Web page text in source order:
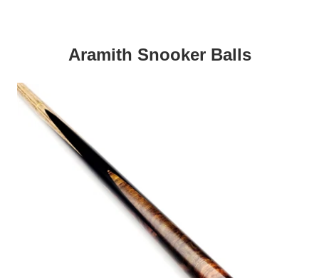
Aramith Snooker Balls